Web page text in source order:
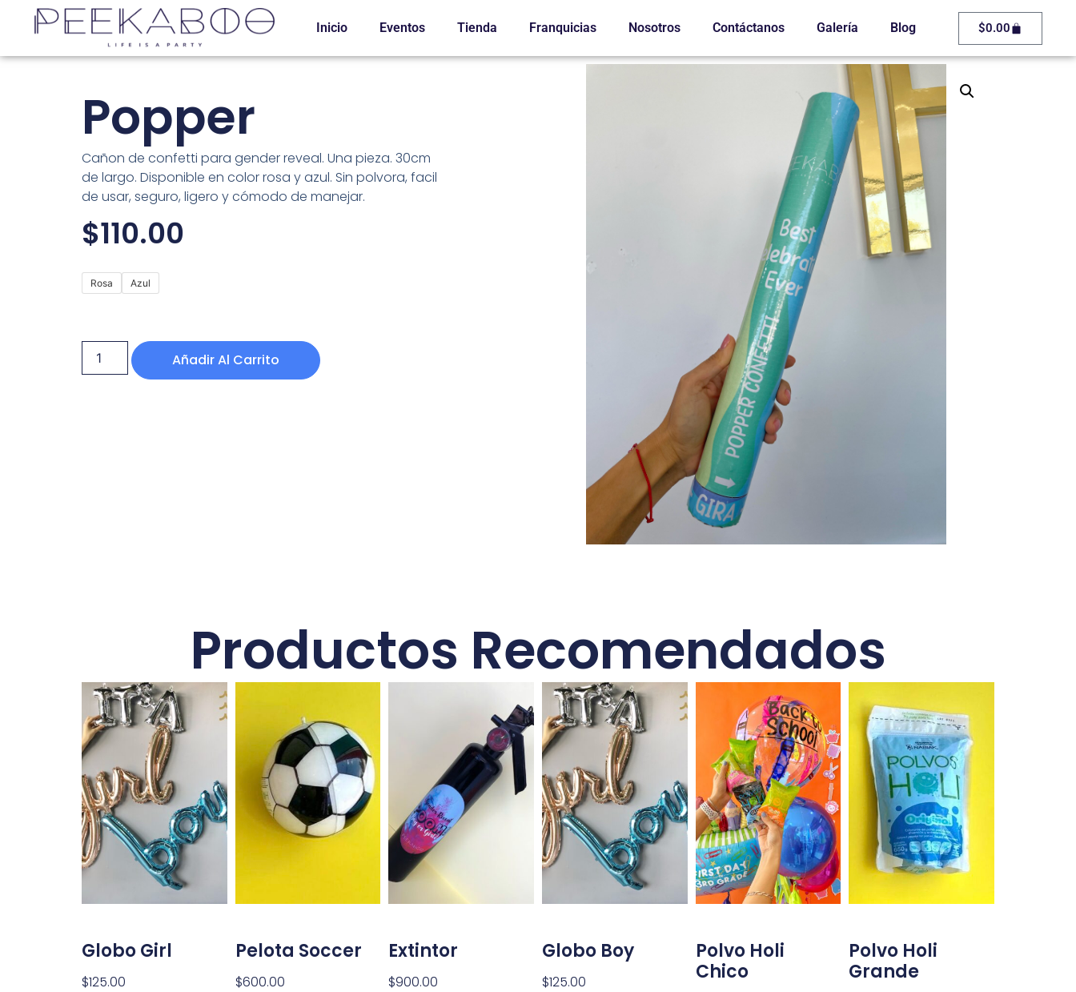
Inicio Eventos Tienda Franquicias Nosotros Contáctanos Galería Blog $0.00
Popper
Cañon de confetti para gender reveal. Una pieza. 30cm
de largo. Disponible en color rosa y azul. Sin polvora, facil
de usar, seguro, ligero y cómodo de manejar.
$110.00
Rosa Azul
Añadir Al Carrito
Productos Recomendados
Globo Girl
$125.00
Pelota Soccer
$600.00
Extintor
$900.00
Globo Boy
$125.00
Polvo Holi
Chico
Polvo Holi
Grande